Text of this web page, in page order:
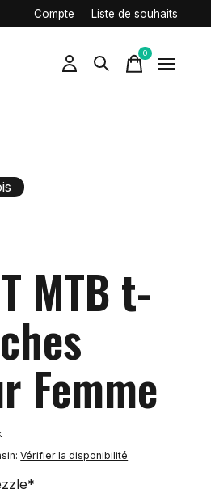
Compte Liste de souhaits
0items
MTB t-
Femme
:Vérifier la disponibilité